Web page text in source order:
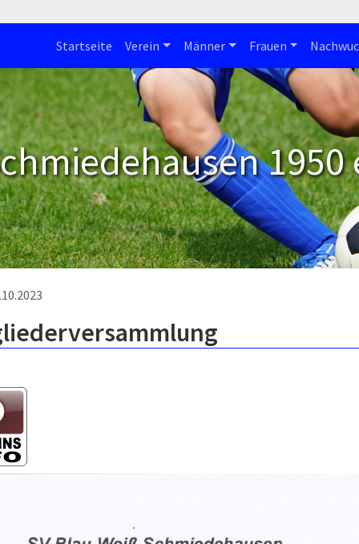
Startseite Verein Männer Frauen
1950